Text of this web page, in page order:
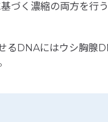
づく濃縮の両方を行
るDNAにはウシ胸腺